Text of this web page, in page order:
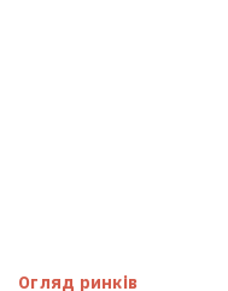
Огляд ринків